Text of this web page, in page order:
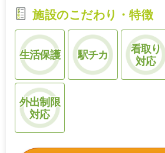
施設のこだわり・特徴
生活保護 駅チカ
看取り
対応
外出制限
対応